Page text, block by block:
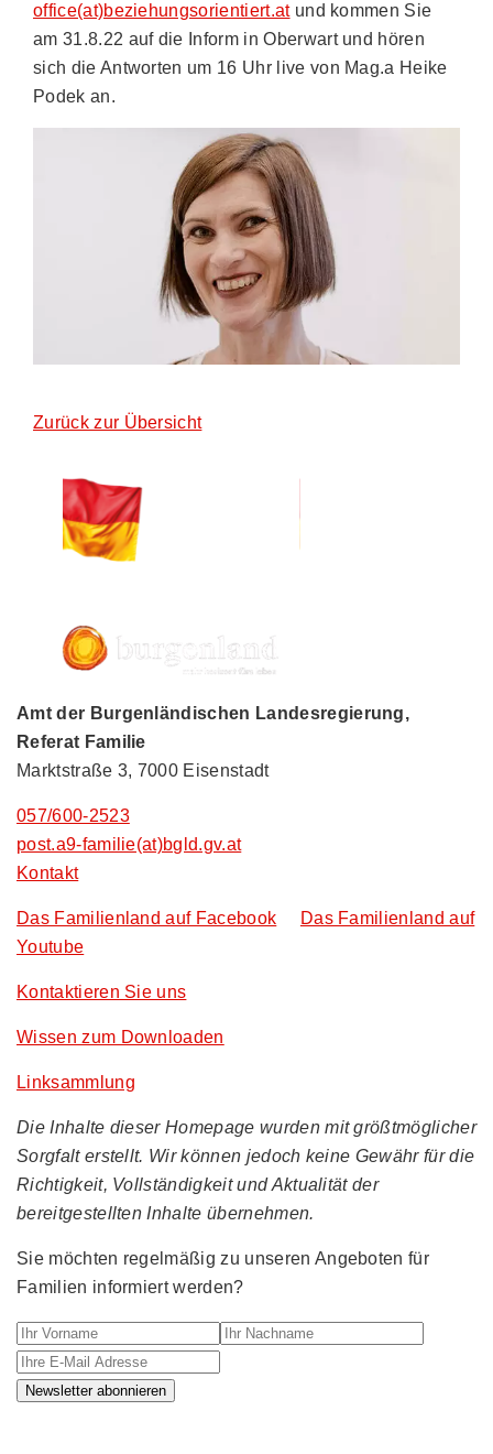
office(at)beziehungsorientiert.atund kommen Sie
am 31.8.22 auf die Inform in Oberwart und hören
sich die Antworten um 16 Uhr live von Mag.a Heike
Podek an.
Zurück zur Übersicht
Amt der Burgenländischen Landesregierung,
Referat Familie
Marktstraße 3, 7000 Eisenstadt
057/600-2523
post.a9-familie(at)bgld.gv.at
Kontakt
Das Familienland auf Facebook
Das Familienland auf
Youtube
Kontaktieren Sie uns
Wissen zum Downloaden
Linksammlung
Die Inhalte dieser Homepage wurden mit größtmöglicher
Sorgfalt erstellt. Wir können jedoch keine Gewähr für die
Richtigkeit, Vollständigkeit und Aktualität der
bereitgestellten Inhalte übernehmen.
Sie möchten regelmäßig zu unseren Angeboten für
Familien informiert werden?
Ihr Vorname Ihr Nachname
Newsletter abonnieren